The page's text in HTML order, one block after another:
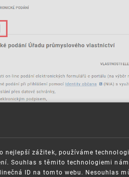
lze například pomocí
funguje?
nejlepší zážitek, používáme
Souhlas s těmito technologiemi
ID na tomto webu. Nesouhlas